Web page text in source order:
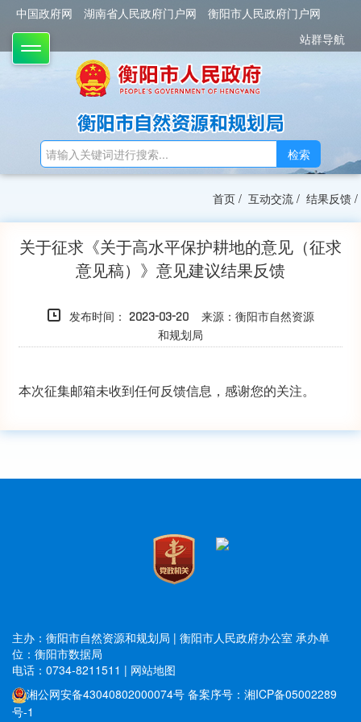
中国政府网 湖南省人民政府门户网
衡阳市人民政府门户网
站群导航
TOGGLE
检索
首页 / 互动交流 / 结果反馈 /
关于征求《关于高水平保护耕地的意见（征求
意见稿）》意见建议结果反馈
发布时间： 2023-03-20 来源：衡阳市自然资源
和规划局
本次征集邮箱未收到任何反馈信息，感谢您的关注。
主办：衡阳市自然资源和规划局 | 衡阳市人民政府办公室 承办单
位：衡阳市数据局
电话：0734-8211511 | 网站地图
湘公网安备43040802000074号 备案序号：湘ICP备05002289
号-1